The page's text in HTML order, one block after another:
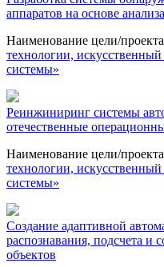
аппаратов на основе
Наименование цели/проекта
технологии,
системы»
Реинжиниринг системы
отечественные
Наименование цели/проекта
технологии,
системы»
Создание адаптивной
распознавания, подсчета и
объектов